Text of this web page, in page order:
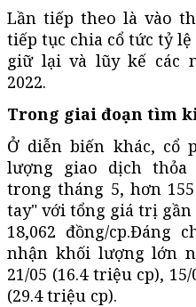
Lần tiếp theo là vào
tiếp tục chia cổ tức tỷ
giữ lại và lũy kế các
2022.
Trong giai đoạn tìm
Ở diễn biến khác, cổ
lượng giao dịch
trong tháng 5, hơn
tay" với tổng giá trị gần
18,062 đồng/cp.Đáng
nhận khối lượng lớn
21/05 (16.4 triệu cp),
(29.4 triệu cp).